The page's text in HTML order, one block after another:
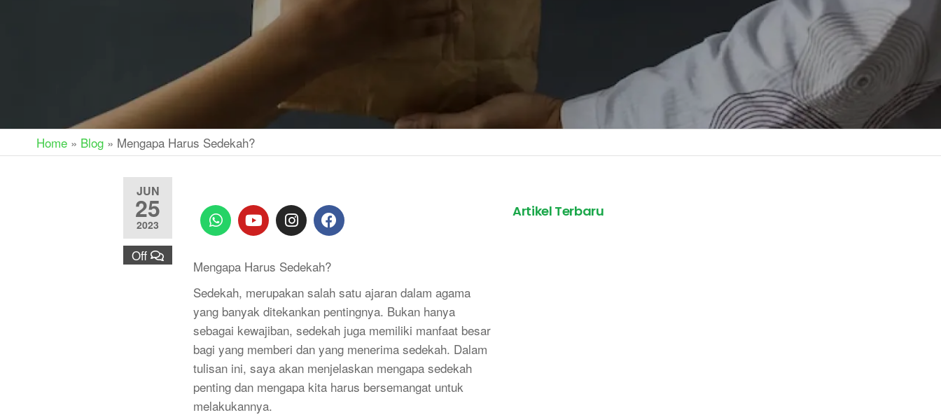
Home » Blog » Mengapa Harus Sedekah?
JUN
25
2023
Off
Mengapa Harus Sedekah?
Sedekah, merupakan salah satu ajaran dalam agama
yang banyak ditekankan pentingnya. Bukan hanya
sebagai kewajiban, sedekah juga memiliki manfaat besar
bagi yang memberi dan yang menerima sedekah. Dalam
tulisan ini, saya akan menjelaskan mengapa sedekah
penting dan mengapa kita harus bersemangat untuk
melakukannya.
Artikel Terbaru